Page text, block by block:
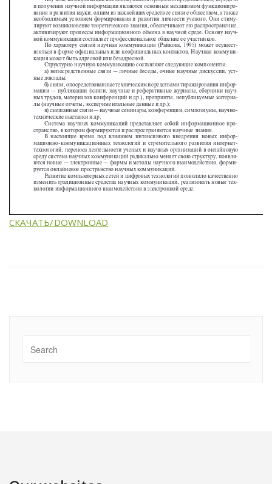
СКАЧАТЬ/DOWNLOAD